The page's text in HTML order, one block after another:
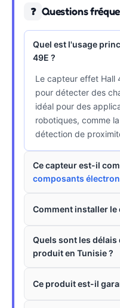
❓ Questions
Quel est l'usage
49E ?
Le capteur effet Hall
pour détecter des
idéal pour des
robotiques, comme
détection de
Ce capteur est-il
composants
Comment installer le
Quels sont les
produit en Tunisie ?
Ce produit est-il